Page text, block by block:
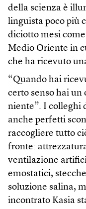
della scienza è
linguista poco più
diciotto mesi
Medio Oriente in
che ha ricevuto
“Quando hai
certo senso hai un
niente”. I colleghi
anche perfetti
raccogliere tutto
fronte:
ventilazione
emostatici,
soluzione salina,
incontrato Kasia